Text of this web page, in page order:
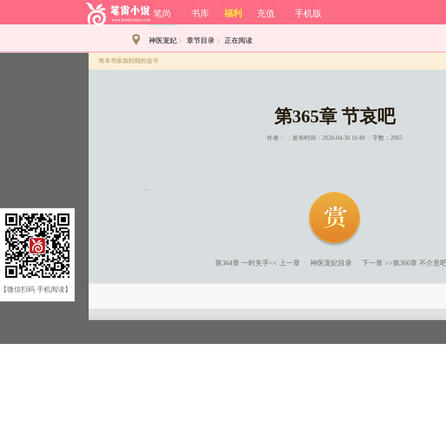
笔尚 书库 福利 充值 手机版
神医宠妃 章节目录 正在阅读
将本书添加到我的追书
第365章 节哀吧
作者： 发布时间：2020-04-30 16:49 字数：2065
...
第364章 一时失手<< 上一章 神医宠妃目录 下一章 >>第366章 不介意
【微信扫码 手机阅读】